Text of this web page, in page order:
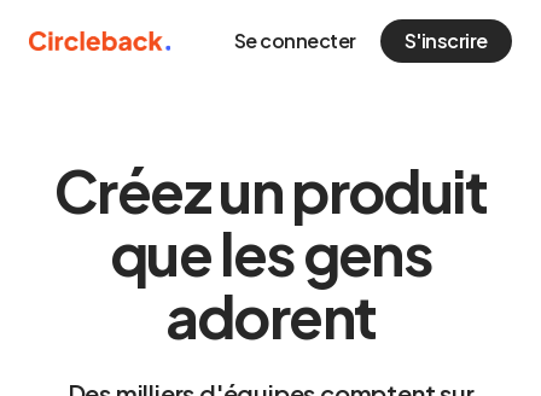
Se connecter S'inscrire
Créez un produit
que les gens
adorent